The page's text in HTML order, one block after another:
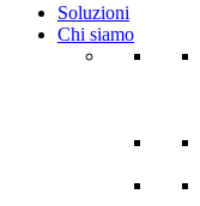
Soluzioni
Chi siamo